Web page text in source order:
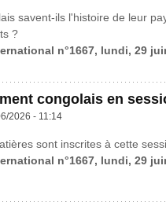
savent-ils l'histoire de leur
?
n°1667, lundi, 29
congolais en
2026 - 11:14
sont inscrites à cette
n°1667, lundi, 29